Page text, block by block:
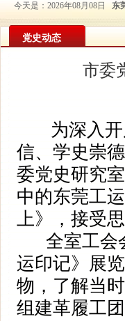
今天是：2026年08月08日 东
党史动态
市委
为深入开
信、学史崇
委党史研究
中的东莞工
上》，接受
全室工会
运印记》展
物，了解当
组建革履工